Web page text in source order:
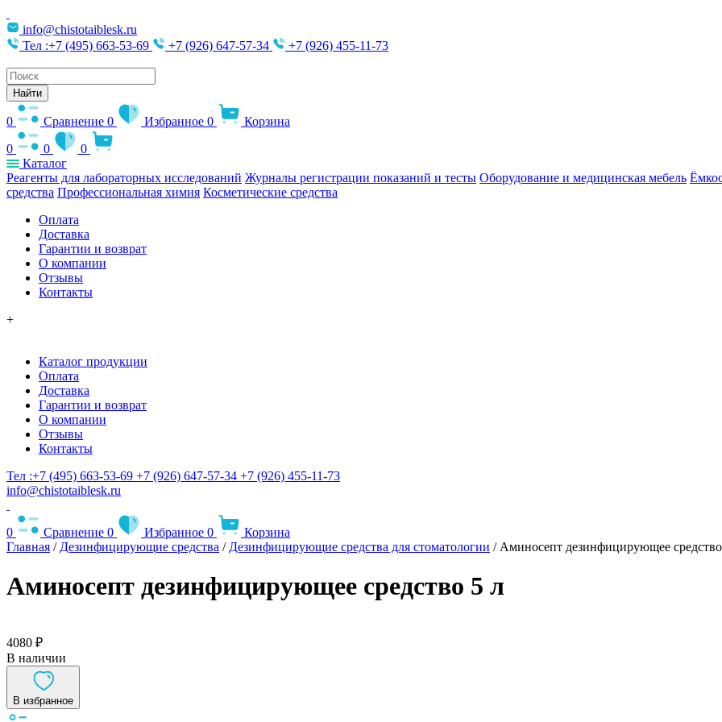
info@chistotaiblesk.ru
Тел :+7 (495) 663-53-69
+7 (926) 647-57-34 +7 (926) 455-11-73
Поиск
товаров
Найти
0 Сравнение 0 Избранное 0
Корзина
0
0
0
Каталог
Реагенты для лабораторных исследований Журналы регистрации показаний и тесты Оборудование и медицинская мебель
средства Профессиональная химия Косметические средства
Оплата
Доставка
Гарантии и возврат
О компании
Отзывы
Контакты
+
Каталог продукции
Оплата
Доставка
Гарантии и возврат
О компании
Отзывы
Контакты
Тел :+7 (495) 663-53-69 +7 (926) 647-57-34 +7 (926) 455-11-73
info@chistotaiblesk.ru
0 Сравнение 0 Избранное 0
Корзина
Главная / Дезинфицирующие средства / Дезинфицирующие средства для стоматологии / Аминосепт дезинфицирующее
Аминосепт дезинфицирующее средство 5 л
4080 ₽
В наличии
В избранное